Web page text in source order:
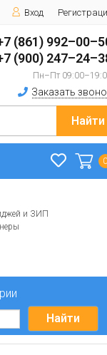
Вход
(861)
(900)
Пн–Пт
Заказать
Найти
и ЗИП